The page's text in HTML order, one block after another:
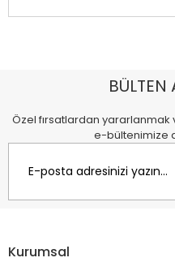
BÜLTEN
Özel fırsatlardan yararlanmak
e-bültenimize
Kurumsal